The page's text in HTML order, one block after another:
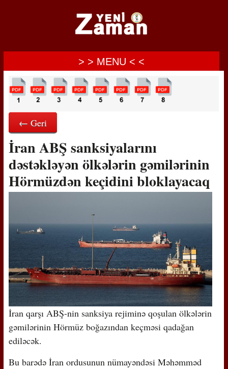
> > MENU < <
← Geri
İran ABŞ sanksiyalarını
dəstəkləyən ölkələrin gəmilərinin
Hörmüzdən keçidini bloklayacaq
İran qarşı ABŞ-nin sanksiya rejiminə qoşulan ölkələrin
gəmilərinin Hörmüz boğazından keçməsi qadağan
ediləcək.
Bu barədə İran ordusunun nümayəndəsi Məhəmməd